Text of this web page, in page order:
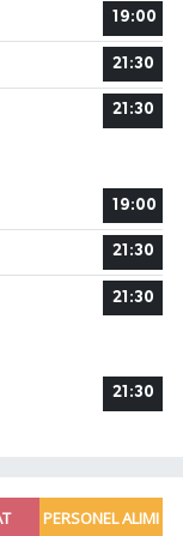
19:00
21:30
21:30
19:00
21:30
21:30
21:30